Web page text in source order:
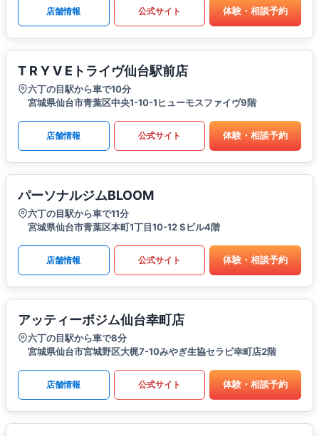
店舗情報 公式サイト 体験・相談予約
T R Y V Eトライヴ仙台駅前店
六丁の目駅から車で10分
宮城県仙台市青葉区中央1-10-1ヒューモスファイヴ9階
店舗情報 公式サイト 体験・相談予約
パーソナルジムBLOOM
六丁の目駅から車で11分
宮城県仙台市青葉区本町1丁目10-12 Sビル4階
店舗情報 公式サイト 体験・相談予約
アッティーボジム仙台幸町店
六丁の目駅から車で8分
宮城県仙台市宮城野区大梶7-10みやぎ生協セラビ幸町店2階
店舗情報 公式サイト 体験・相談予約